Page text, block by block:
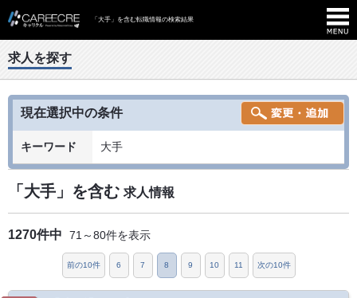
「大手」を含む転職情報の検索結果
求人を探す
現在選択中の条件
キーワード 大手
「大手」を含む 求人情報
1270件中 71～80件を表示
前の10件 6 7 8 9 10 11 次の10件